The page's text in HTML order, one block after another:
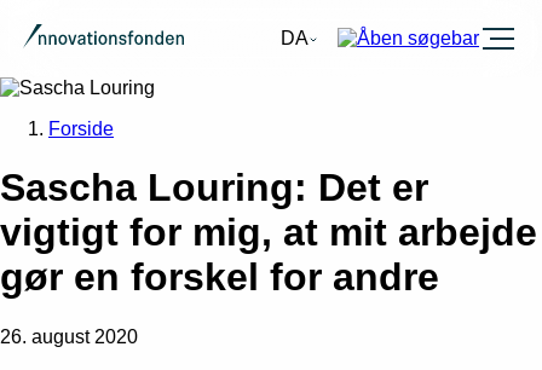
DA Burger
Forside
Sascha Louring: Det er
vigtigt for mig, at mit arbejde
gør en forskel for andre
26. august 2020